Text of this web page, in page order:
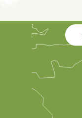
Proxi - SARL
Tabac "Le Cayre
Epicerie italienne
Grossan Claude
L'Atelier de la
Boulangerie